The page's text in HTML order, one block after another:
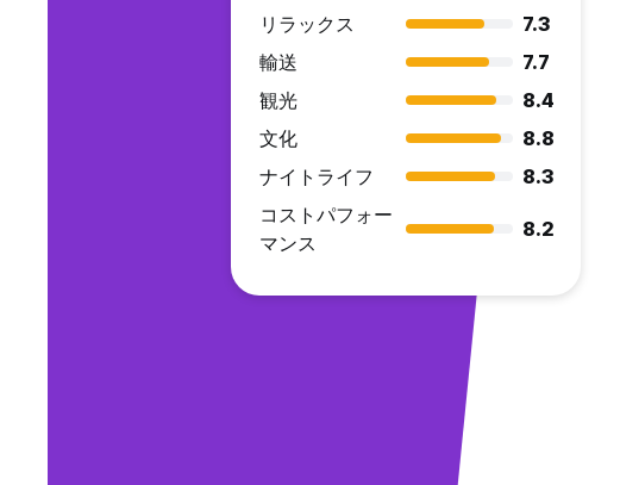
リラックス
7.3
輸送
7.7
観光
8.4
文化
8.8
ナイトライフ
8.3
コストパフォー
マンス
8.2